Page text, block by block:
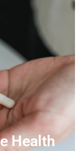
Health